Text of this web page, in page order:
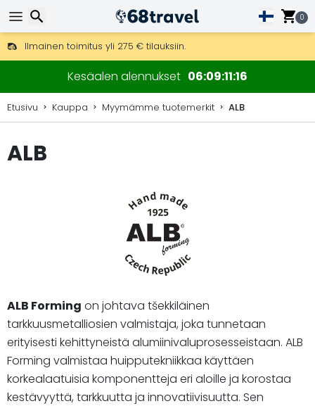
0
Ilmainen toimitus yli 275 € tilauksiin.
Mahdollisuus lähettää DHL Express -lähetyksenä (toimitus 24
30 päivää palautukseen, 90 päivää puukarttoihin ja koristeisiin.
Kesäalen alennukset 06 09 11 15
Etusivu Kauppa Myymämme tuotemerkit ALB
ALB
ALB Forming on johtava tšekkiläinen
tarkkuusmetalliosien valmistaja, joka tunnetaan
erityisesti kehittyneistä alumiinivaluprosesseistaan. ALB
Forming valmistaa huipputekniikkaa käyttäen
korkealaatuisia komponentteja eri aloille ja korostaa
kestävyyttä, tarkkuutta ja innovatiivisuutta. Sen